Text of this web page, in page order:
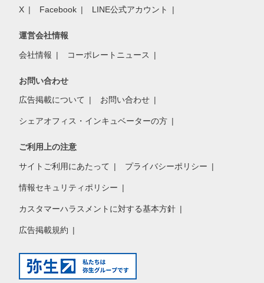
X Facebook LINE公式アカウント
運営会社情報
会社情報 コーポレートニュース
お問い合わせ
広告掲載について お問い合わせ
シェアオフィス・インキュベーターの方
ご利用上の注意
サイトご利用にあたって プライバシーポリシー
情報セキュリティポリシー
カスタマーハラスメントに対する基本方針
広告掲載規約